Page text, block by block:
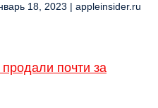
18, 2023 | appleinsider.ru
почти за